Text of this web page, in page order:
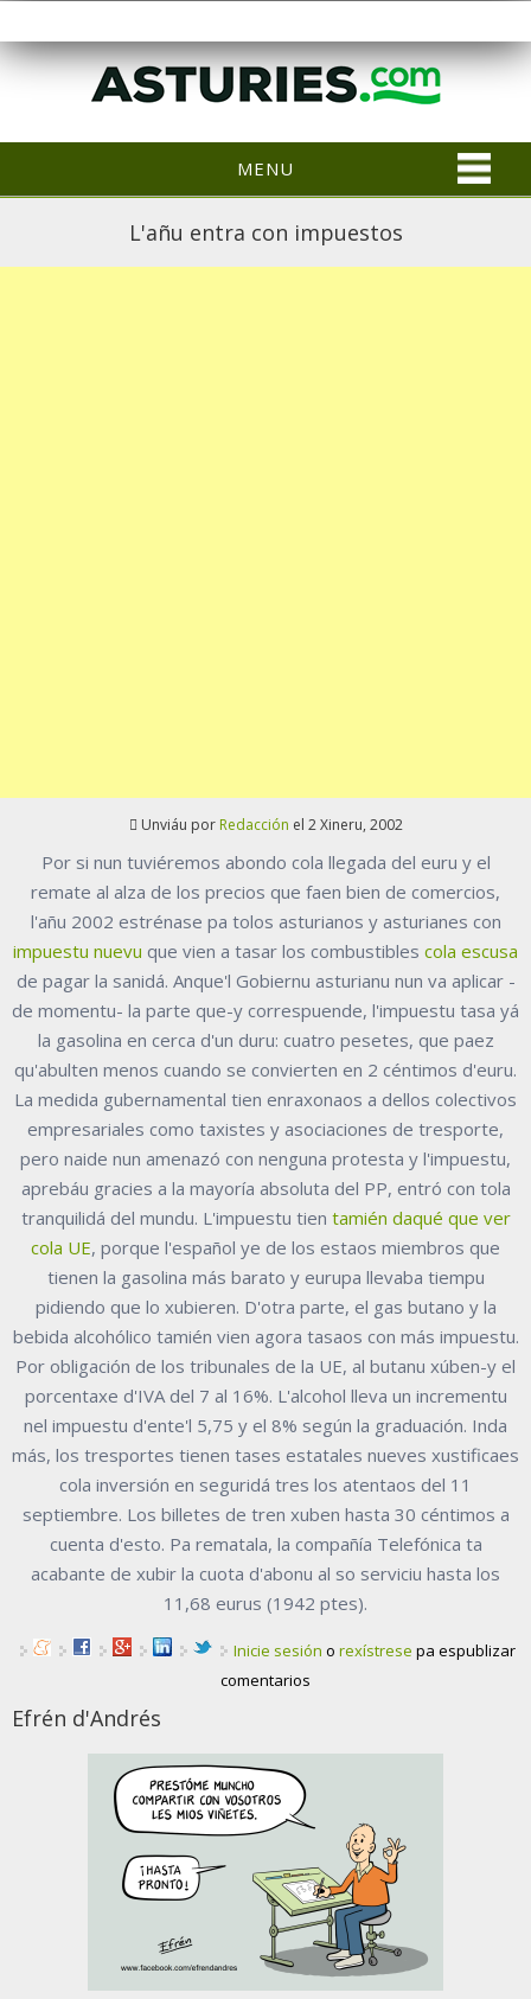
MENU
L'añu entra con impuestos
Unviáu por Redacción el 2 Xineru, 2002
Por si nun tuviéremos abondo cola llegada del euru y el
remate al alza de los precios que faen bien de comercios,
l'añu 2002 estrénase pa tolos asturianos y asturianes con
impuestu nuevu que vien a tasar los combustibles cola escusa
de pagar la sanidá. Anque'l Gobiernu asturianu nun va aplicar -
de momentu- la parte que-y correspuende, l'impuestu tasa yá
la gasolina en cerca d'un duru: cuatro pesetes, que paez
qu'abulten menos cuando se convierten en 2 céntimos d'euru.
La medida gubernamental tien enraxonaos a dellos colectivos
empresariales como taxistes y asociaciones de tresporte,
pero naide nun amenazó con nenguna protesta y l'impuestu,
aprebáu gracies a la mayoría absoluta del PP, entró con tola
tranquilidá del mundu. L'impuestu tien tamién daqué que ver
cola UE, porque l'español ye de los estaos miembros que
tienen la gasolina más barato y eurupa llevaba tiempu
pidiendo que lo xubieren. D'otra parte, el gas butano y la
bebida alcohólico tamién vien agora tasaos con más impuestu.
Por obligación de los tribunales de la UE, al butanu xúben-y el
porcentaxe d'IVA del 7 al 16%. L'alcohol lleva un incrementu
nel impuestu d'ente'l 5,75 y el 8% según la graduación. Inda
más, los tresportes tienen tases estatales nueves xustificaes
cola inversión en seguridá tres los atentaos del 11
septiembre. Los billetes de tren xuben hasta 30 céntimos a
cuenta d'esto. Pa rematala, la compañía Telefónica ta
acabante de xubir la cuota d'abonu al so serviciu hasta los
11,68 eurus (1942 ptes).
Inicie sesión o rexístrese pa espublizar
comentarios
Efrén d'Andrés